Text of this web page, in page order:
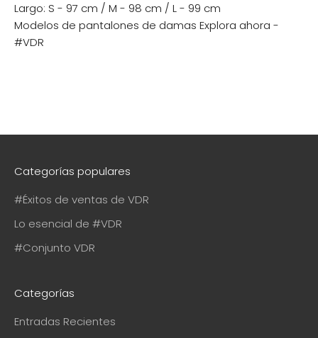
Largo: S - 97 cm / M - 98 cm / L - 99 cm
Modelos de pantalones de damas Explora ahora -
#VDR
Categorías populares
#Éxitos de ventas de VDR
Lo esencial de #VDR
#Conjunto VDR
Categorías
Entradas Recientes